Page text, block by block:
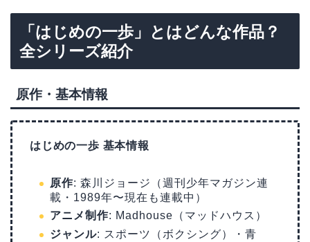
「はじめの一歩」とはどんな作品？
全シリーズ紹介
原作・基本情報
はじめの一歩 基本情報
原作: 森川ジョージ（週刊少年マガジン連
載・1989年〜現在も連載中）
アニメ制作: Madhouse（マッドハウス）
ジャンル: スポーツ（ボクシング）・青